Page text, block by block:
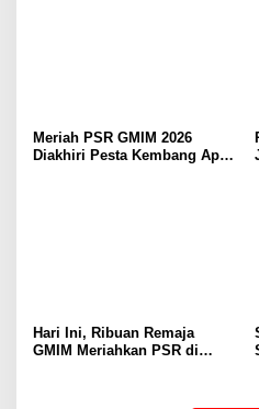
Meriah PSR GMIM 2026
Diakhiri Pesta Kembang Api,
Hari Ini, Ribuan Remaja
GMIM Meriahkan PSR di